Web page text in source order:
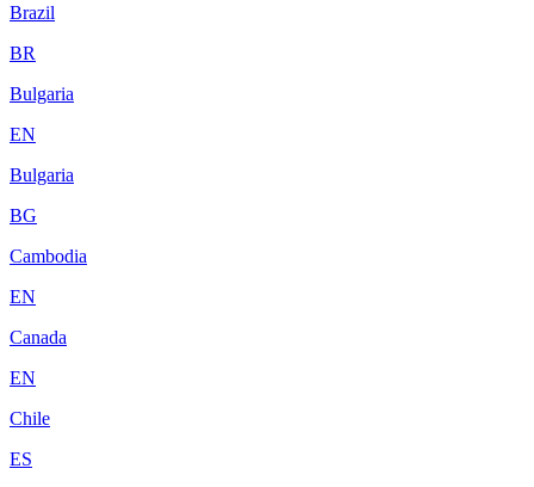
Brazil
BR
Bulgaria
EN
Bulgaria
BG
Cambodia
EN
Canada
EN
Chile
ES